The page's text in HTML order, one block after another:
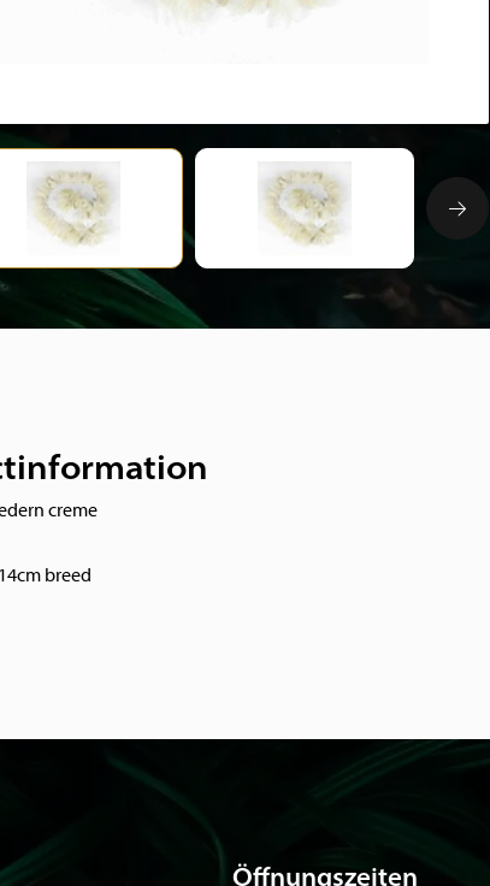
creme
breed
Öffnungszeiten